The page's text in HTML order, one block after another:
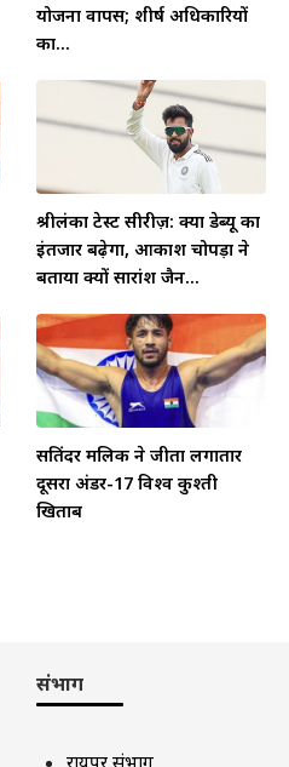
योजना वापस; शीर्ष अधिकारियों
का...
श्रीलंका टेस्ट सीरीज़: क्या डेब्यू का
इंतजार बढ़ेगा, आकाश चोपड़ा ने
बताया क्यों सारांश जैन...
सतिंदर मलिक ने जीता लगातार
दूसरा अंडर-17 विश्व कुश्ती
खिताब
संभाग
रायपुर संभाग